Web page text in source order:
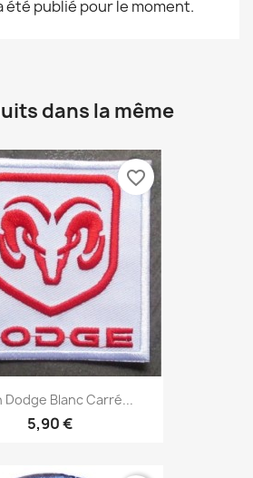
été publié pour le moment.
dans la même
Dodge Blanc Carré...
5,90 €
favorite_border